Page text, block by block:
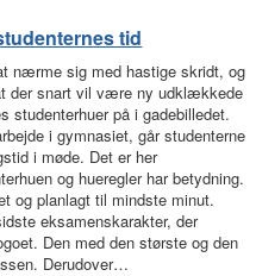
tid
nærme sig med hastige skridt, og
der snart vil være ny udklækkede
studenterhuer på i gadebilledet.
i gymnasiet, går studenterne
i møde. Det er her
og hueregler har betydning.
og planlagt til mindste minut.
eksamenskarakter, der
Den med den største og den
Derudover…